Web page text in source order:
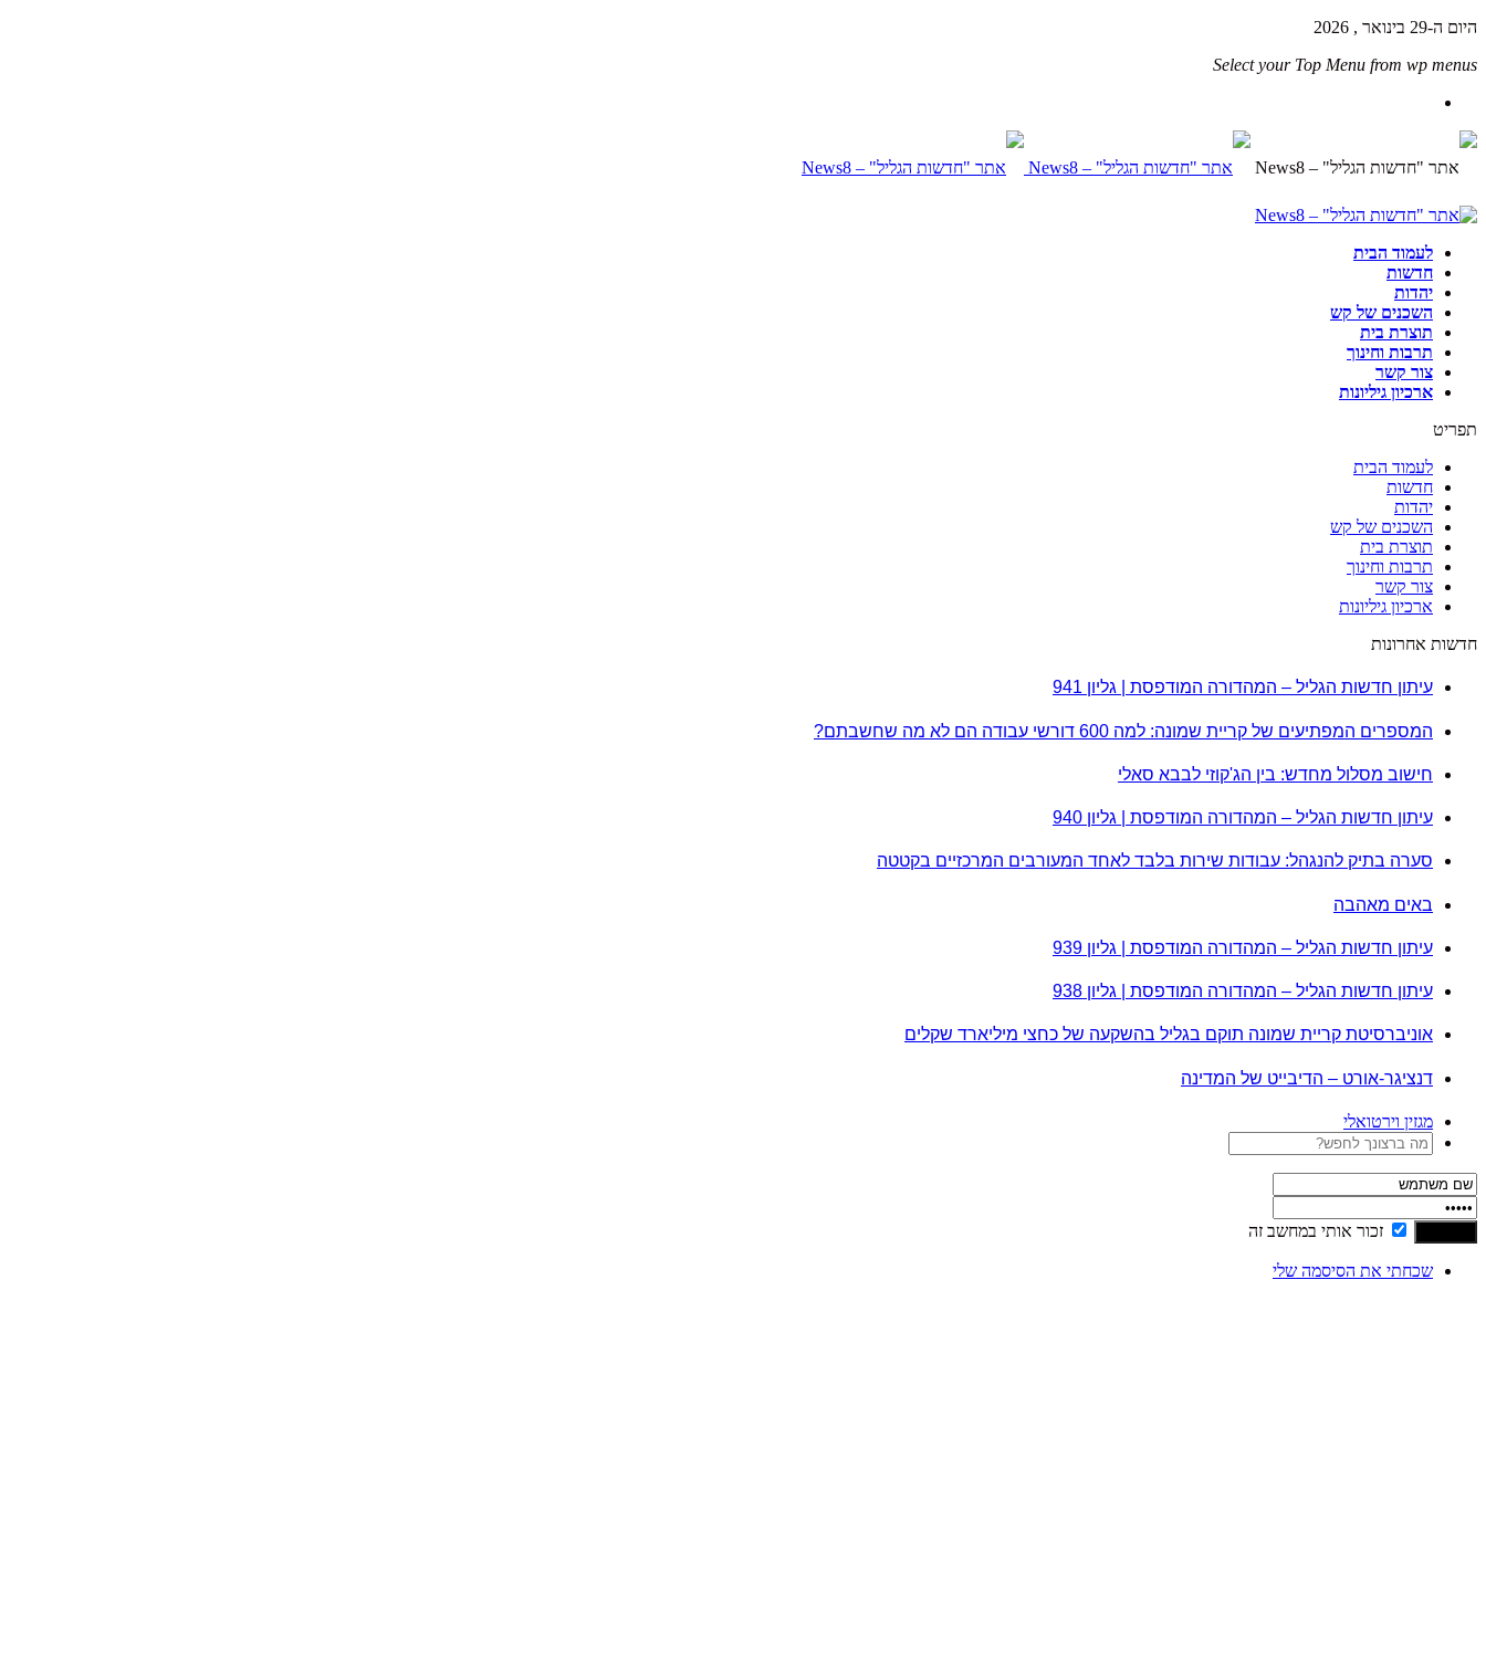
היום ה-29 בינואר , 2026
Select your Top Menu from wp menus
לעמוד הבית
חדשות
יהדות
השכנים של קש
תוצרת בית
תרבות וחינוך
צור קשר
ארכיון גיליונות
תפריט
לעמוד הבית
חדשות
יהדות
השכנים של קש
תוצרת בית
תרבות וחינוך
צור קשר
ארכיון גיליונות
חדשות אחרונות
עיתון חדשות הגליל – המהדורה המודפסת | גליון 941
המספרים המפתיעים של קריית שמונה: למה 600 דורשי עבודה הם לא מה שחשבתם?
חישוב מסלול מחדש: בין הג'קוזי לבבא סאלי
עיתון חדשות הגליל – המהדורה המודפסת | גליון 940
סערה בתיק להנגהל: עבודות שירות בלבד לאחד המעורבים המרכזיים בקטטה
באים מאהבה
עיתון חדשות הגליל – המהדורה המודפסת | גליון 939
עיתון חדשות הגליל – המהדורה המודפסת | גליון 938
אוניברסיטת קריית שמונה תוקם בגליל בהשקעה של כחצי מיליארד שקלים
דנציגר-אורט – הדיבייט של המדינה
מגזין וירטואלי
זכור אותי במחשב זה
שכחתי את הסיסמה שלי